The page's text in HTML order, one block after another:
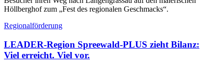
Höllberghof zum „Fest des regionalen Geschmacks“.
Regionalförderung
LEADER-Region Spreewald-PLUS zieht Bilanz:
Viel erreicht. Viel vor.